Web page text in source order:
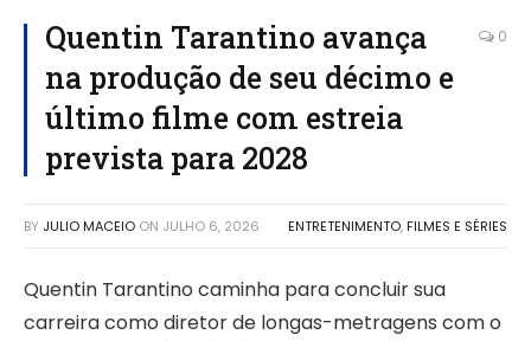
Quentin Tarantino avança
na produção de seu décimo e
último filme com estreia
prevista para 2028
0
BY JULIO MACEIO ON JULHO 6, 2026 ENTRETENIMENTO, FILMES E SÉRIES
Quentin Tarantino caminha para concluir sua
carreira como diretor de longas-metragens com o